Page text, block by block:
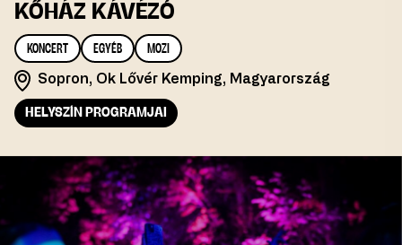
KŐHÁZ KÁVÉZÓ
KONCERT EGYÉB MOZI
Sopron, Ok Lővér Kemping, Magyarország
HELYSZÍN PROGRAMJAI